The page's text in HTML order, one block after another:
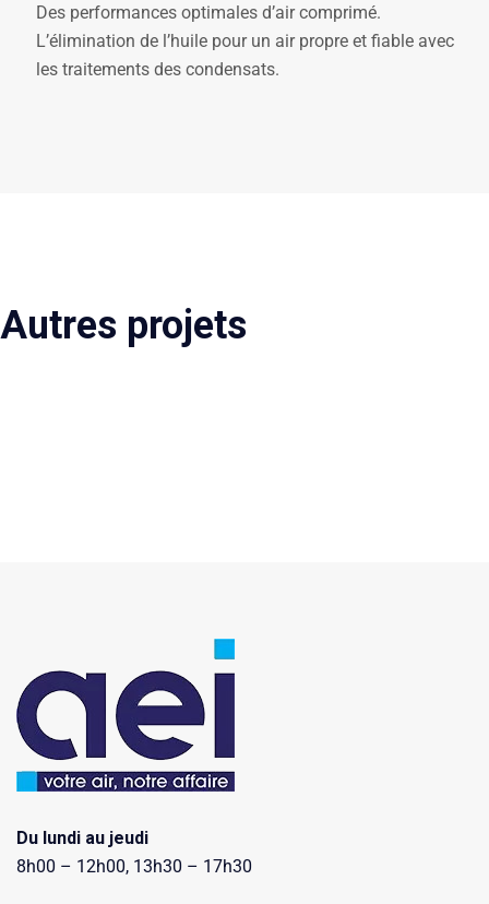
Des performances optimales d’air comprimé.
L’élimination de l’huile pour un air propre et fiable avec
les traitements des condensats.
Autres projets
Du lundi au jeudi
8h00 – 12h00, 13h30 – 17h30